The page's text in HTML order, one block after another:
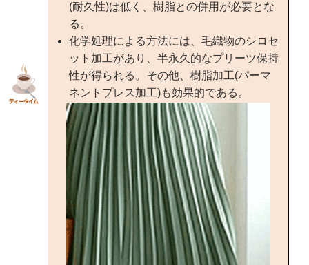
(耐久性)は低く、樹脂との併用が必要とな
る。
化学処理による方法には、毛織物のシロセ
ット加工があり、半永久的なプリーツ保持
性が得られる。その他、樹脂加工(パーマ
ネントプレス加工)も効果的である。